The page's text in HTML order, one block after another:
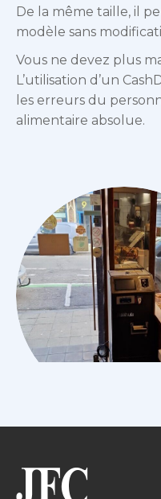
De la même taille, il
modèle sans
Vous ne devez plus
L’utilisation d’un
les erreurs du
alimentaire absolue.